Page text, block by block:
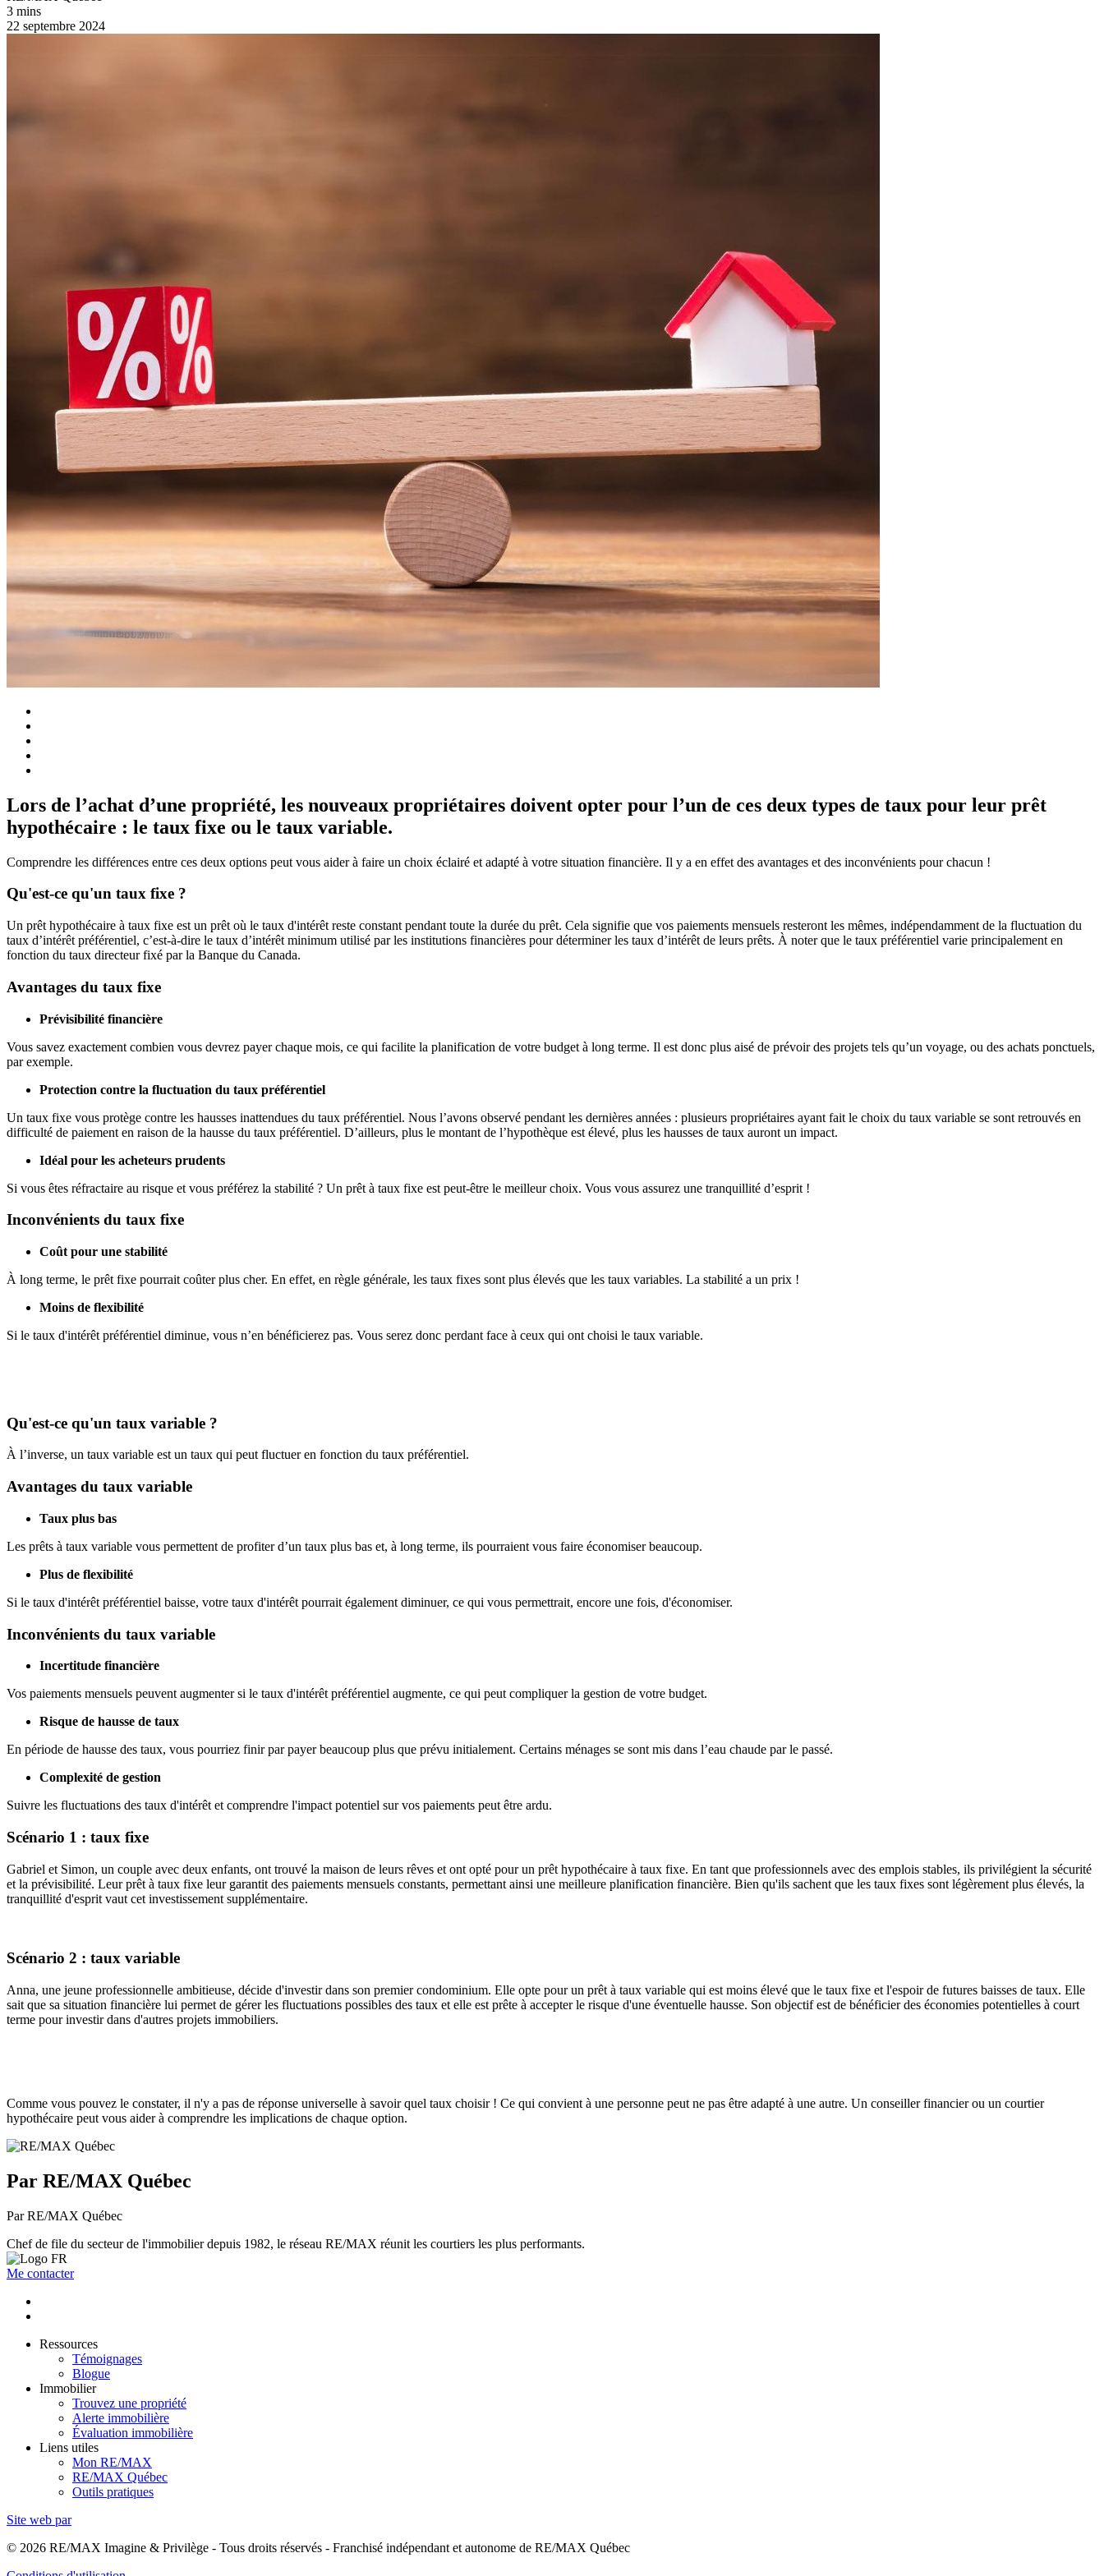
3 mins
22 septembre 2024
Lors de l’achat d’une propriété, les nouveaux propriétaires doivent opter pour l’un de ces deux types de taux pour leur prêt
hypothécaire : le taux fixe ou le taux variable.
Comprendre les différences entre ces deux options peut vous aider à faire un choix éclairé et adapté à votre situation financière. Il y a en effet des avantages et des inconvénients pour chacun !
Qu'est-ce qu'un taux fixe ?
Un prêt hypothécaire à taux fixe est un prêt où le taux d'intérêt reste constant pendant toute la durée du prêt. Cela signifie que vos paiements mensuels resteront les mêmes, indépendamment de la fluctuation du
taux d’intérêt préférentiel, c’est-à-dire le taux d’intérêt minimum utilisé par les institutions financières pour déterminer les taux d’intérêt de leurs prêts. À noter que le taux préférentiel varie principalement en
fonction du taux directeur fixé par la Banque du Canada.
Avantages du taux fixe
Prévisibilité financière
Vous savez exactement combien vous devrez payer chaque mois, ce qui facilite la planification de votre budget à long terme. Il est donc plus aisé de prévoir des projets tels qu’un voyage, ou des achats ponctuels,
par exemple.
Protection contre la fluctuation du taux préférentiel
Un taux fixe vous protège contre les hausses inattendues du taux préférentiel. Nous l’avons observé pendant les dernières années : plusieurs propriétaires ayant fait le choix du taux variable se sont retrouvés en
difficulté de paiement en raison de la hausse du taux préférentiel. D’ailleurs, plus le montant de l’hypothèque est élevé, plus les hausses de taux auront un impact.
Idéal pour les acheteurs prudents
Si vous êtes réfractaire au risque et vous préférez la stabilité ? Un prêt à taux fixe est peut-être le meilleur choix. Vous vous assurez une tranquillité d’esprit !
Inconvénients du taux fixe
Coût pour une stabilité
À long terme, le prêt fixe pourrait coûter plus cher. En effet, en règle générale, les taux fixes sont plus élevés que les taux variables. La stabilité a un prix !
Moins de flexibilité
Si le taux d'intérêt préférentiel diminue, vous n’en bénéficierez pas. Vous serez donc perdant face à ceux qui ont choisi le taux variable.
Qu'est-ce qu'un taux variable ?
À l’inverse, un taux variable est un taux qui peut fluctuer en fonction du taux préférentiel.
Avantages du taux variable
Taux plus bas
Les prêts à taux variable vous permettent de profiter d’un taux plus bas et, à long terme, ils pourraient vous faire économiser beaucoup.
Plus de flexibilité
Si le taux d'intérêt préférentiel baisse, votre taux d'intérêt pourrait également diminuer, ce qui vous permettrait, encore une fois, d'économiser.
Inconvénients du taux variable
Incertitude financière
Vos paiements mensuels peuvent augmenter si le taux d'intérêt préférentiel augmente, ce qui peut compliquer la gestion de votre budget.
Risque de hausse de taux
En période de hausse des taux, vous pourriez finir par payer beaucoup plus que prévu initialement. Certains ménages se sont mis dans l’eau chaude par le passé.
Complexité de gestion
Suivre les fluctuations des taux d'intérêt et comprendre l'impact potentiel sur vos paiements peut être ardu.
Scénario 1 : taux fixe
Gabriel et Simon, un couple avec deux enfants, ont trouvé la maison de leurs rêves et ont opté pour un prêt hypothécaire à taux fixe. En tant que professionnels avec des emplois stables, ils privilégient la sécurité
et la prévisibilité. Leur prêt à taux fixe leur garantit des paiements mensuels constants, permettant ainsi une meilleure planification financière. Bien qu'ils sachent que les taux fixes sont légèrement plus élevés, la
tranquillité d'esprit vaut cet investissement supplémentaire.
Scénario 2 : taux variable
Anna, une jeune professionnelle ambitieuse, décide d'investir dans son premier condominium. Elle opte pour un prêt à taux variable qui est moins élevé que le taux fixe et l'espoir de futures baisses de taux. Elle
sait que sa situation financière lui permet de gérer les fluctuations possibles des taux et elle est prête à accepter le risque d'une éventuelle hausse. Son objectif est de bénéficier des économies potentielles à court
terme pour investir dans d'autres projets immobiliers.
Comme vous pouvez le constater, il n'y a pas de réponse universelle à savoir quel taux choisir ! Ce qui convient à une personne peut ne pas être adapté à une autre. Un conseiller financier ou un courtier
hypothécaire peut vous aider à comprendre les implications de chaque option.
Par RE/MAX Québec
Par RE/MAX Québec
Chef de file du secteur de l'immobilier depuis 1982, le réseau RE/MAX réunit les courtiers les plus performants.
Me contacter
Ressources
Témoignages
Blogue
Immobilier
Trouvez une propriété
Alerte immobilière
Évaluation immobilière
Liens utiles
Mon RE/MAX
RE/MAX Québec
Outils pratiques
Site web par
© 2026 RE/MAX Imagine & Privilège - Tous droits réservés - Franchisé indépendant et autonome de RE/MAX Québec